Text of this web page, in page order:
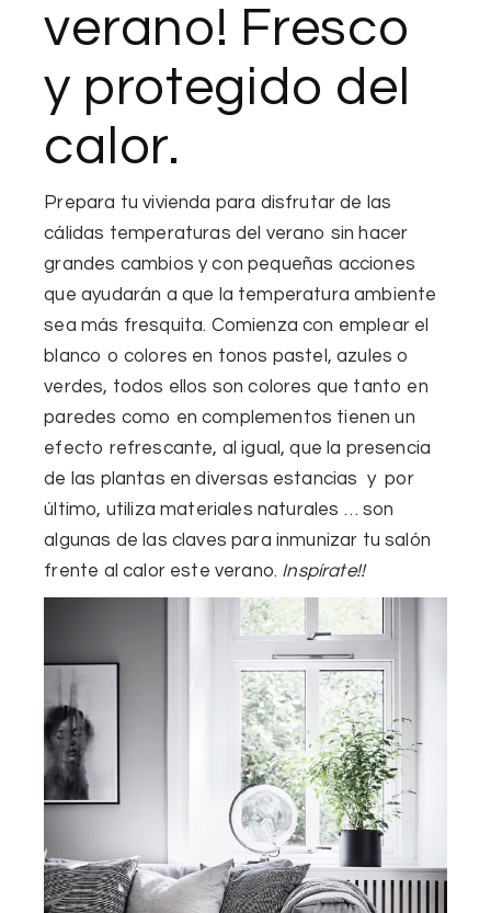
verano! Fresco
y protegido del
calor.
Prepara tu vivienda para disfrutar de las
cálidas temperaturas del verano sin hacer
grandes cambios y con pequeñas acciones
que ayudarán a que la temperatura ambiente
sea más fresquita. Comienza con emplear el
blanco o colores en tonos pastel , azules o
verdes, todos ellos son colores que tanto en
paredes como en complementos tienen un
efecto refrescante, al igual, que la presencia
de las plantas en diversas estancias y por
último, utilizamateriales naturales … son
algunas de las claves para inmunizar tu salón
frente al caloreste verano. Inspírate!!